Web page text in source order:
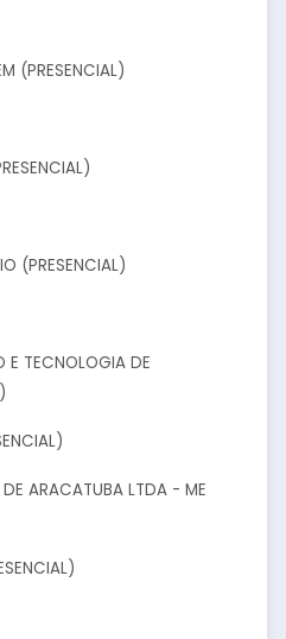
(PRESENCIAL)
(PRESENCIAL)
E TECNOLOGIA DE
ARACATUBA LTDA - ME